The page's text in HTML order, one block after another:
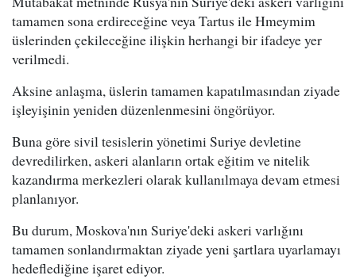
tamamen sona erdireceğine veya Tartus ile Hmeymim
üslerinden çekileceğine ilişkin herhangi bir ifadeye yer
verilmedi.
Aksine anlaşma, üslerin tamamen kapatılmasından ziyade
işleyişinin yeniden düzenlenmesini öngörüyor.
Buna göre sivil tesislerin yönetimi Suriye devletine
devredilirken, askeri alanların ortak eğitim ve nitelik
kazandırma merkezleri olarak kullanılmaya devam etmesi
planlanıyor.
Bu durum, Moskova'nın Suriye'deki askeri varlığını
tamamen sonlandırmaktan ziyade yeni şartlara uyarlamayı
hedeflediğine işaret ediyor.